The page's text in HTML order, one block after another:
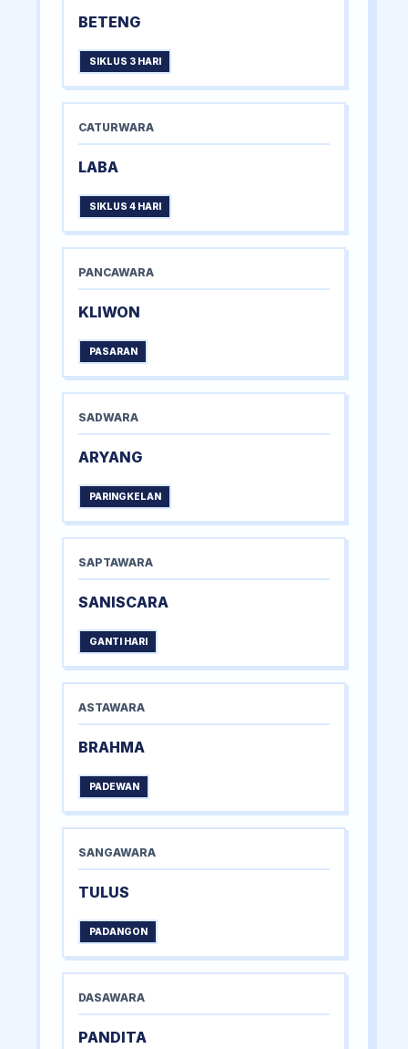
BETENG
SIKLUS 3 HARI
CATURWARA
LABA
SIKLUS 4 HARI
PANCAWARA
KLIWON
PASARAN
SADWARA
ARYANG
PARINGKELAN
SAPTAWARA
SANISCARA
GANTI HARI
ASTAWARA
BRAHMA
PADEWAN
SANGAWARA
TULUS
PADANGON
DASAWARA
PANDITA